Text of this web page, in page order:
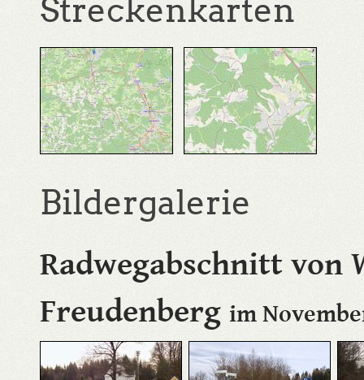
Streckenkarten
Bildergalerie
Radwegabschnitt von
Freudenberg im